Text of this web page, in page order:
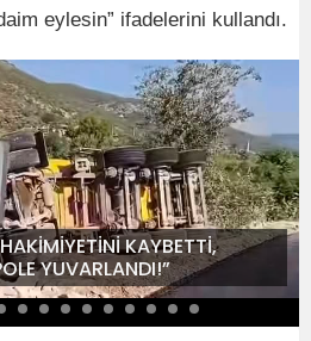
eylesin” ifadelerini kullandı.
KAYBETTİ,
YUVARLANDI!”